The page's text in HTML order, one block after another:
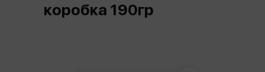
коробка 190гр